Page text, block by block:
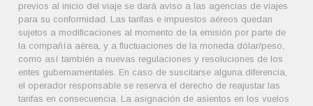
previos al inicio del viaje se dará aviso a las agencias de viajes
para su conformidad. Las tarifas e impuestos aéreos quedan
sujetos a modificaciones al momento de la emisión por parte de
la compañía aérea, y a fluctuaciones de la moneda dólar/peso,
como así también a nuevas regulaciones y resoluciones de los
entes gubernamentales. En caso de suscitarse alguna diferencia,
el operador responsable se reserva el derecho de reajustar las
tarifas en consecuencia. La asignación de asientos en los vuelos